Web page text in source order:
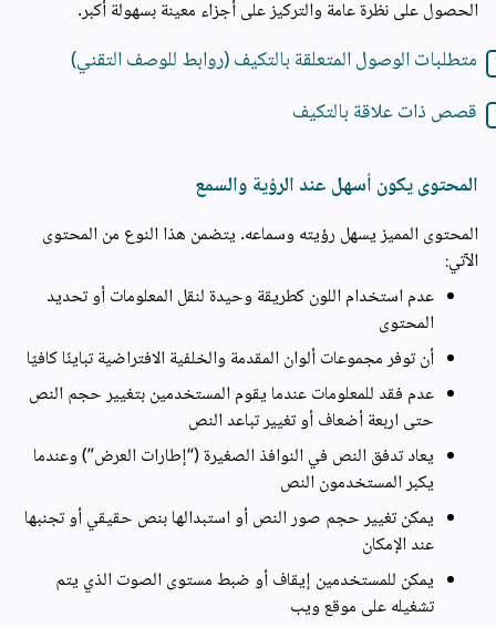
الحصول على نظرة عامة والتركيز على أجزاء معينة بسهولة أكبر.
متطلبات الوصول المتعلقة بالتكيف (روابط للوصف التقني)
قصص ذات علاقة بالتكيف
المحتوى يكون أسهل عند الرؤية والسمع
المحتوى المميز يسهل رؤيته وسماعه. يتضمن هذا النوع من المحتوى
الآتي:
عدم استخدام اللون كطريقة وحيدة لنقل المعلومات أو تحديد
المحتوى
أن توفر مجموعات ألوان المقدمة والخلفية الافتراضية تباينًا كافيًا
عدم فقد للمعلومات عندما يقوم المستخدمين بتغيير حجم النص
حتى اربعة أضعاف أو تغيير تباعد النص
يعاد تدفق النص في النوافذ الصغيرة (“إطارات العرض”) وعندما
يكبر المستخدمون النص
يمكن تغيير حجم صور النص أو استبدالها بنص حقيقي أو تجنبها
عند الإمكان
يمكن للمستخدمين إيقاف أو ضبط مستوى الصوت الذي يتم
تشغيله على موقع ويب